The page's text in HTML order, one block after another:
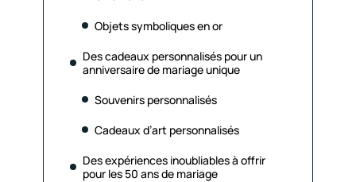
Objets symboliques en or
Des cadeaux personnalisés pour un
anniversaire de mariage unique
Souvenirs personnalisés
Cadeaux d’art personnalisés
Des expériences inoubliables à offrir
pour les 50 ans de mariage